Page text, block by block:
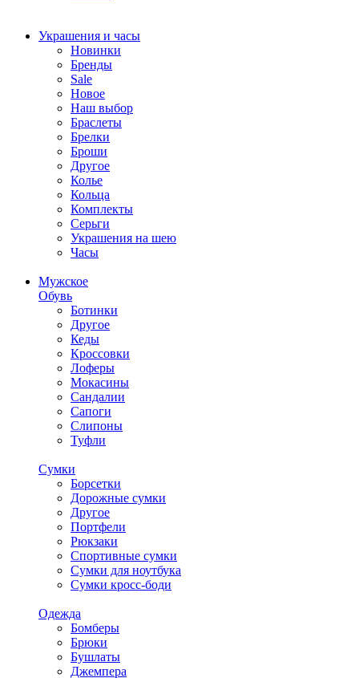
Украшения и часы
Новинки
Бренды
Sale
Новое
Наш выбор
Браслеты
Брелки
Броши
Другое
Колье
Кольца
Комплекты
Серьги
Украшения на шею
Часы
Мужское
Обувь
Ботинки
Другое
Кеды
Кроссовки
Лоферы
Мокасины
Сандалии
Сапоги
Слипоны
Туфли
Сумки
Борсетки
Дорожные сумки
Другое
Портфели
Рюкзаки
Спортивные сумки
Сумки для ноутбука
Сумки кросс-боди
Одежда
Бомберы
Брюки
Бушлаты
Джемпера